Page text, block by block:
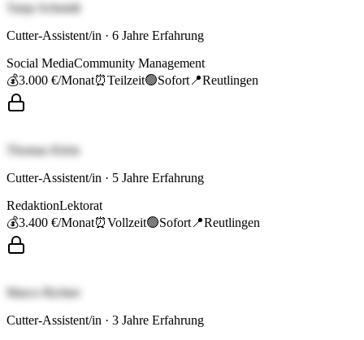
Tanja Schmidt
Cutter-Assistent/in · 6 Jahre Erfahrung
Social MediaCommunity Management
💰3.000 €/Monat⏰Teilzeit🟢Sofort 📍Reutlingen
Thomas Klein
Cutter-Assistent/in · 5 Jahre Erfahrung
RedaktionLektorat
💰3.400 €/Monat⏰Vollzeit🟢Sofort 📍Reutlingen
Marco Richter
Cutter-Assistent/in · 3 Jahre Erfahrung